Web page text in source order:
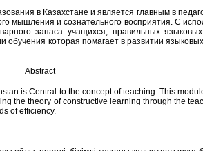
в Казахстане и является главным в
мышления и сознательного восприятия. С
запаса учащихся, правильных
обучения которая помагает в развитии
Abstract
is Central to the concept of teaching. This
the theory of constructive learning through the
of efficiency.